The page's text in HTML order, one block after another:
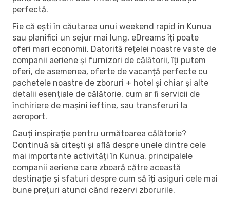
perfectă.
Fie că ești în căutarea unui weekend rapid în Kunua
sau planifici un sejur mai lung, eDreams îți poate
oferi mari economii. Datorită rețelei noastre vaste de
companii aeriene și furnizori de călătorii, îți putem
oferi, de asemenea, oferte de vacanță perfecte cu
pachetele noastre de zboruri + hotel și chiar și alte
detalii esențiale de călătorie, cum ar fi servicii de
închiriere de mașini ieftine, sau transferuri la
aeroport.
Cauți inspirație pentru următoarea călătorie?
Continuă să citești și află despre unele dintre cele
mai importante activități în Kunua, principalele
companii aeriene care zboară către această
destinație și sfaturi despre cum să îți asiguri cele mai
bune prețuri atunci când rezervi zborurile.